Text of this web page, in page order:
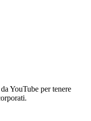
YouTube per tenere